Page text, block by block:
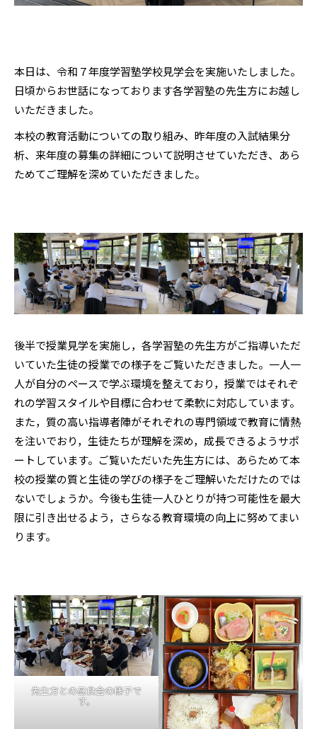
本日は、令和７年度学習塾学校見学会を実施いたしました。
日頃からお世話になっております各学習塾の先生方にお越し
いただきました。
本校の教育活動についての取り組み、昨年度の入試結果分
析、来年度の募集の詳細について説明させていただき、あら
ためてご理解を深めていただきました。
後半で授業見学を実施し，各学習塾の先生方がご指導いただ
いていた生徒の授業での様子をご覧いただきました。一人一
人が自分のペースで学ぶ環境を整えており，授業ではそれぞ
れの学習スタイルや目標に合わせて柔軟に対応しています。
また，質の高い指導者陣がそれぞれの専門領域で教育に情熱
を注いでおり，生徒たちが理解を深め，成長できるようサポ
ートしています。ご覧いただいた先生方には、あらためて本
校の授業の質と生徒の学びの様子をご理解いただけたのでは
ないでしょうか。今後も生徒一人ひとりが持つ可能性を最大
限に引き出せるよう，さらなる教育環境の向上に努めてまい
ります。
先生方との昼食会の様子で
す。